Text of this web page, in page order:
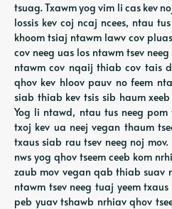
tsuag. Txawm yog vim li cas kev
lossis kev coj ncaj ncees, ntau
khoom tsiaj ntawm lawv cov
cov neeg uas los ntawm tsev
ntawm cov nqaij thiab cov tais
qhov kev hloov pauv no feem
siab thiab kev tsis sib haum
Yog li ntawd, ntau tus neeg
txoj kev ua neej vegan thaum
txaus siab rau tsev neeg noj
nws yog qhov tseem ceeb kom
zaub mov vegan qab thiab suav
ntawm tsev neeg tuaj yeem
peb yuav tshawb nrhiav qhov